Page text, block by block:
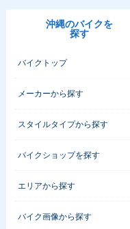
沖縄のバイクを
探す
バイクトップ
メーカーから探す
スタイルタイプから探す
バイクショップを探す
エリアから探す
バイク画像から探す